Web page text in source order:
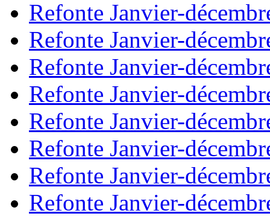
Refonte Janvier-
Refonte Janvier-
Refonte Janvier-
Refonte Janvier-
Refonte Janvier-
Refonte Janvier-
Refonte Janvier-
Refonte Janvier-